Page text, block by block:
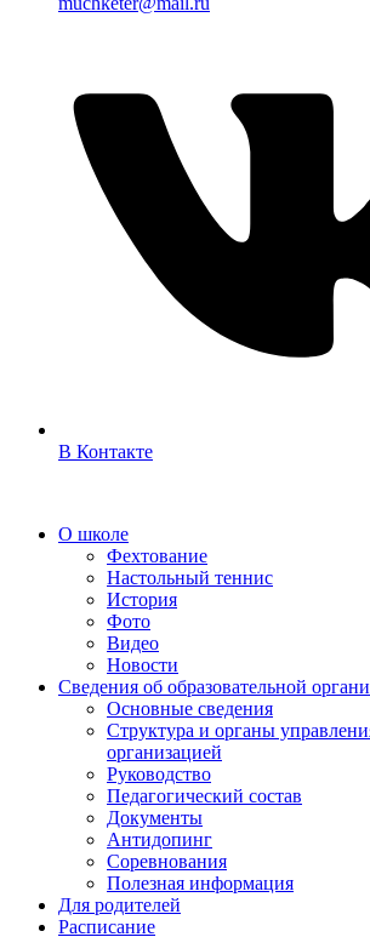
В Контакте
О школе
Фехтование
Настольный теннис
История
Фото
Видео
Новости
Сведения об образовательной
Основные сведения
Структура и органы
организацией
Руководство
Педагогический состав
Документы
Антидопинг
Соревнования
Полезная информация
Для родителей
Расписание